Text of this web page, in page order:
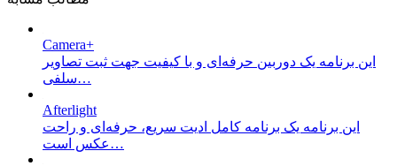
Camera+
این برنامه یک دوربین حرفه‌ای و با کیفیت جهت ثبت تصاویر
سلفی…
Afterlight
این برنامه یک برنامه کامل ادیت سریع، حرفه‌ای و راحت
عکس است…